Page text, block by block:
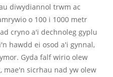
diwydiannol trwm ac
o 100 i 1000 metr
cryno a'i dechnoleg gyplu
hawdd ei osod a'i gynnal,
Gyda falf wirio olew
mae'n sicrhau nad yw olew